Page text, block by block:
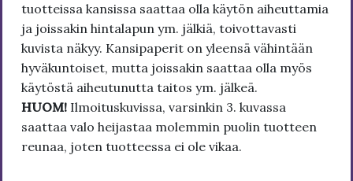
tuotteissa kansissa saattaa olla käytön aiheuttamia
ja joissakin hintalapun ym. jälkiä, toivottavasti
kuvista näkyy. Kansipaperit on yleensä vähintään
hyväkuntoiset, mutta joissakin saattaa olla myös
käytöstä aiheutunutta taitos ym. jälkeä.
HUOM! Ilmoituskuvissa, varsinkin 3. kuvassa
saattaa valo heijastaa molemmin puolin tuotteen
reunaa, joten tuotteessa ei ole vikaa.